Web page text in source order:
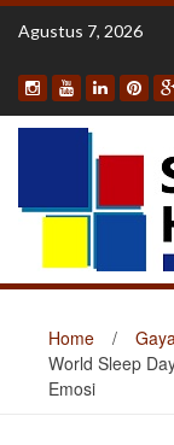
Skip
Agustus 7, 2026
Home /
World Sleep
Emosi